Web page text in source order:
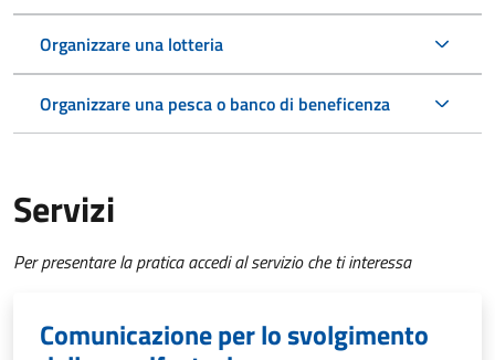
Organizzare una lotteria
Organizzare una pesca o banco di beneficenza
Servizi
Per presentare la pratica accedi al servizio che ti interessa
Comunicazione per lo svolgimento